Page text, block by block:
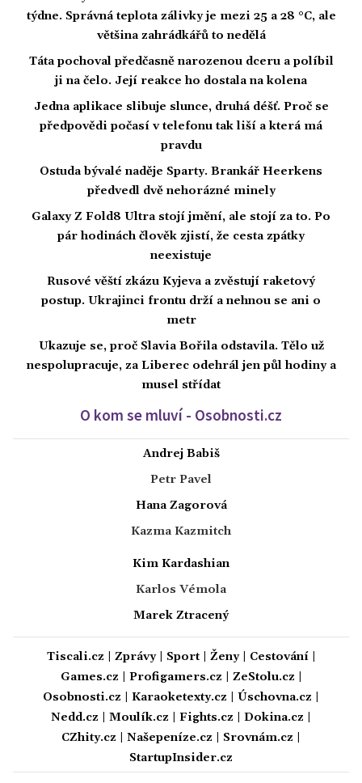
týdne. Správná teplota zálivky je mezi 25 a 28 °C, ale
většina zahrádkářů to nedělá
Táta pochoval předčasně narozenou dceru a políbil
ji na čelo. Její reakce ho dostala na kolena
Jedna aplikace slibuje slunce, druhá déšť. Proč se
předpovědi počasí v telefonu tak liší a která má
pravdu
Ostuda bývalé naděje Sparty. Brankář Heerkens
předvedl dvě nehorázné minely
Galaxy Z Fold8 Ultra stojí jmění, ale stojí za to. Po
pár hodinách člověk zjistí, že cesta zpátky
neexistuje
Rusové věští zkázu Kyjeva a zvěstují raketový
postup. Ukrajinci frontu drží a nehnou se ani o
metr
Ukazuje se, proč Slavia Bořila odstavila. Tělo už
nespolupracuje, za Liberec odehrál jen půl hodiny a
musel střídat
O kom se mluví - Osobnosti.cz
Andrej Babiš
Petr Pavel
Hana Zagorová
Kazma Kazmitch
Kim Kardashian
Karlos Vémola
Marek Ztracený
Tiscali.cz Zprávy| Sport| Ženy| Cestování|
Games.cz
Profigamers.cz ZeStolu.cz
Osobnosti.cz
Karaoketexty.cz Úschovna.cz
Nedd.cz
Moulík.cz Fights.cz Dokina.cz
CZhity.cz
Našepeníze.cz Srovnám.cz
StartupInsider.cz